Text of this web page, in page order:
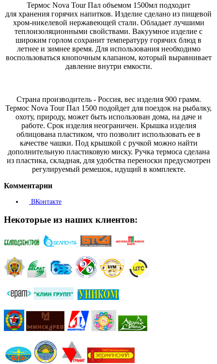
Термос Nova Tour Пал объемом 1500мл подходит
для хранения горячих напитков. Изделие сделано из пищевой
хром-никелевой нержавеющей стали. Обладает лучшими
теплоизоляционными свойствами. Вакуумное изделие с
широким горлом сохранит температуру горячих блюд в
летнее и зимнее время. Для использования необходимо
воспользоваться кнопочным клапаном, который выравнивает
давление внутри емкости.
Страна производитель - Россия, вес изделия 900 грамм.
Термос Nova Tour Пал 1500 подойдет для поездок на рыбалку,
охоту, природу, может быть использован дома, на даче и
работе. Срок изделия неограничен. Крышка изделия
облицована пластиком, что позволит использовать ее в
качестве чашки. Под крышкой с ручкой можно найти
дополнительную пластиковую миску. Ручка термоса сделана
из пластика, складная, для удобства переноски предусмотрен
регулируемый ремешок, идущий в комплекте.
Комментарии
ВКонтакте
Некоторые из наших клиентов: